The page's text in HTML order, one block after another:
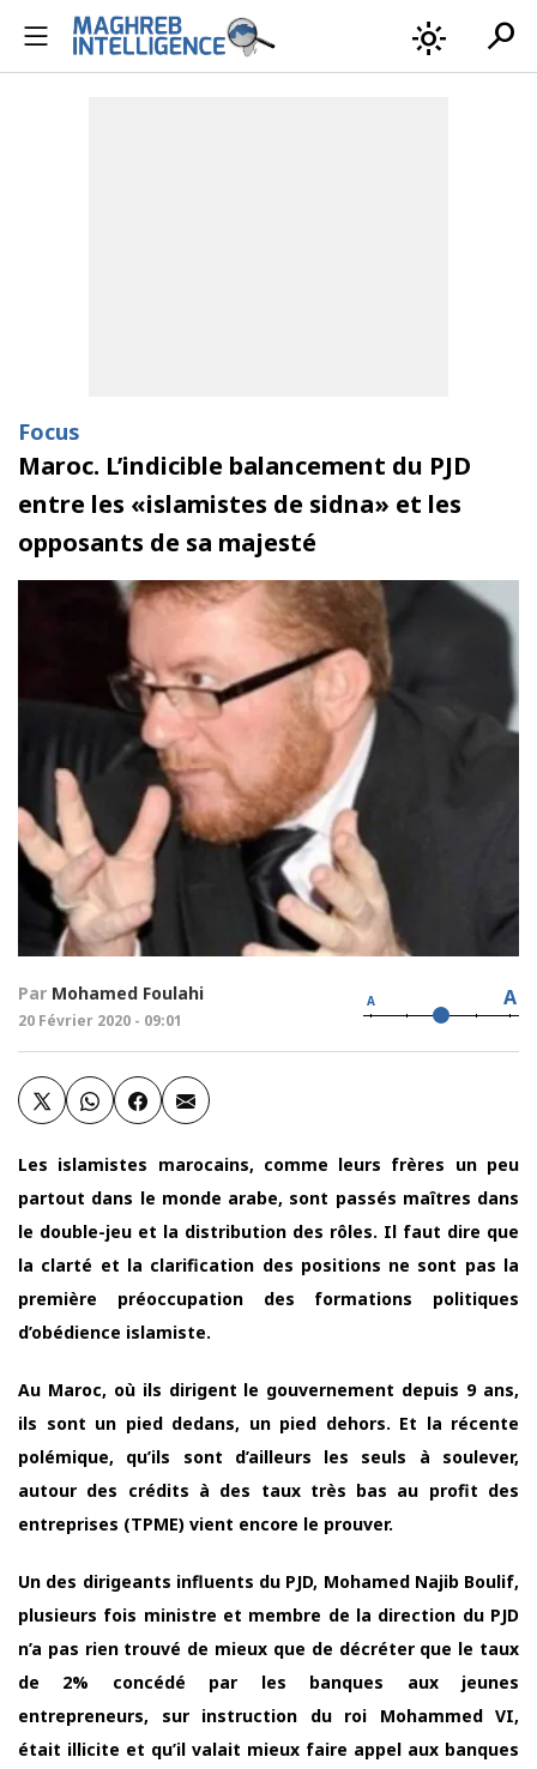
light_mode search
Focus
Maroc. L’indicible balancement du PJD
entre les «islamistes de sidna» et les
opposants de sa majesté
Par Mohamed Foulahi
20 Février 2020 - 09:01
A A
Les islamistes marocains, comme leurs frères un peu
partout dans le monde arabe, sont passés maîtres dans
le double-jeu et la distribution des rôles. Il faut dire que
la clarté et la clarification des positions ne sont pas la
première préoccupation des formations politiques
d’obédience islamiste.
Au Maroc, où ils dirigent le gouvernement depuis 9 ans,
ils sont un pied dedans, un pied dehors. Et la récente
polémique, qu’ils sont d’ailleurs les seuls à soulever,
autour des crédits à des taux très bas au profit des
entreprises (TPME) vient encore le prouver.
Un des dirigeants influents du PJD, Mohamed Najib Boulif,
plusieurs fois ministre et membre de la direction du PJD
n’a pas rien trouvé de mieux que de décréter que le taux
de 2% concédé par les banques aux jeunes
entrepreneurs, sur instruction du roi Mohammed VI,
était illicite et qu’il valait mieux faire appel aux banques